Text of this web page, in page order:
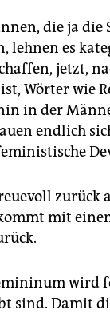
die ja die
lehnen es
jetzt,
Wörter wie
in der
endlich
zurück
mit
sind. Damit